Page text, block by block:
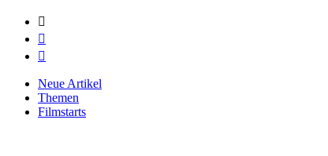



Neue Artikel
Themen
Filmstarts